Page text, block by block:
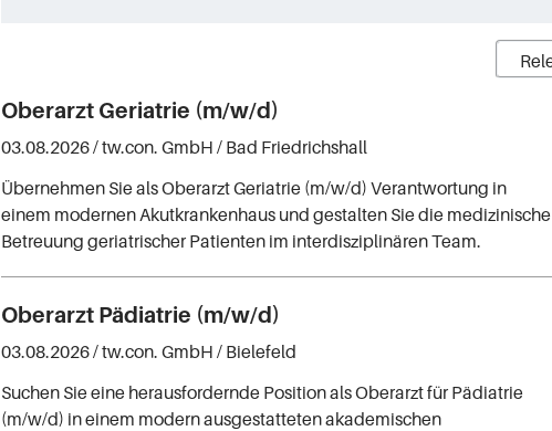
Oberarzt Geriatrie (m/w/d)
03.08.2026 /tw.con. GmbH / Bad Friedrichshall
Übernehmen Sie als Oberarzt Geriatrie (m/w/d) Verantwortung in
einem modernen Akutkrankenhaus und gestalten Sie die medizinische
Betreuung geriatrischer Patienten im interdisziplinären Team.
Oberarzt Pädiatrie (m/w/d)
03.08.2026 /tw.con. GmbH / Bielefeld
Suchen Sie eine herausfordernde Position als Oberarzt für Pädiatrie
(m/w/d) in einem modern ausgestatteten akademischen